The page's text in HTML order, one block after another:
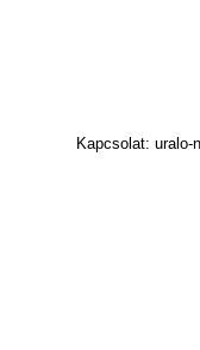
Kapcsolat: uralo-